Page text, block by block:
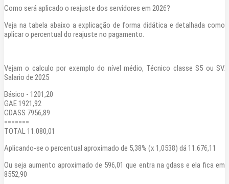
Como será aplicado o reajuste dos servidores em 2026?
Veja na tabela abaixo a explicação de forma didática e detalhada como
aplicar o percentual do reajuste no pagamento.
Vejam o calculo por exemplo do nível médio, Técnico classe S5 ou SV.
Salario de 2025
Básico - 1201,20
GAE 1921,92
GDASS 7956,89
=======
TOTAL 11.080,01
Aplicando-se o percentual aproximado de 5,38% (x 1,0538) dá 11.676,11
Ou seja aumento aproximado de 596,01 que entra na gdass e ela fica em
8552,90